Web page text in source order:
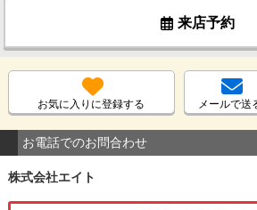
来店予約
お気に入りに登録する メールで送
お電話でのお問合わせ
株式会社エイト